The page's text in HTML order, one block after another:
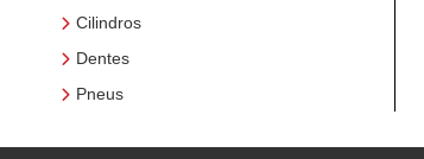
Cilindros
Dentes
Pneus